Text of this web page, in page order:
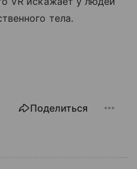
тела.
Поделиться